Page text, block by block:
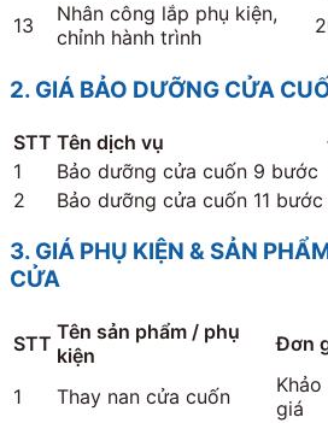
13
Nhân công lắp phụ kiện,
chỉnh hành trình
2. GIÁ BẢO DƯỠNG CỬA
STT Tên dịch vụ
1
Bảo dưỡng cửa cuốn 9 bước
2
Bảo dưỡng cửa cuốn 11 bước
3. GIÁ PHỤ KIỆN & SẢN
CỬA
STT Tên sản phẩm / phụ
kiện
Đơn
1 Thay nan cửa cuốn
giá